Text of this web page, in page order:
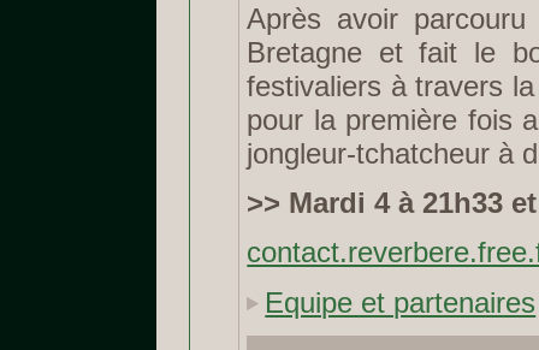
Après avoir
Bretagne et fait le
festivaliers à travers
pour la première fois
jongleur-tchatcheur à
>> Mardi 4 à 21h33
Equipe et partenaires